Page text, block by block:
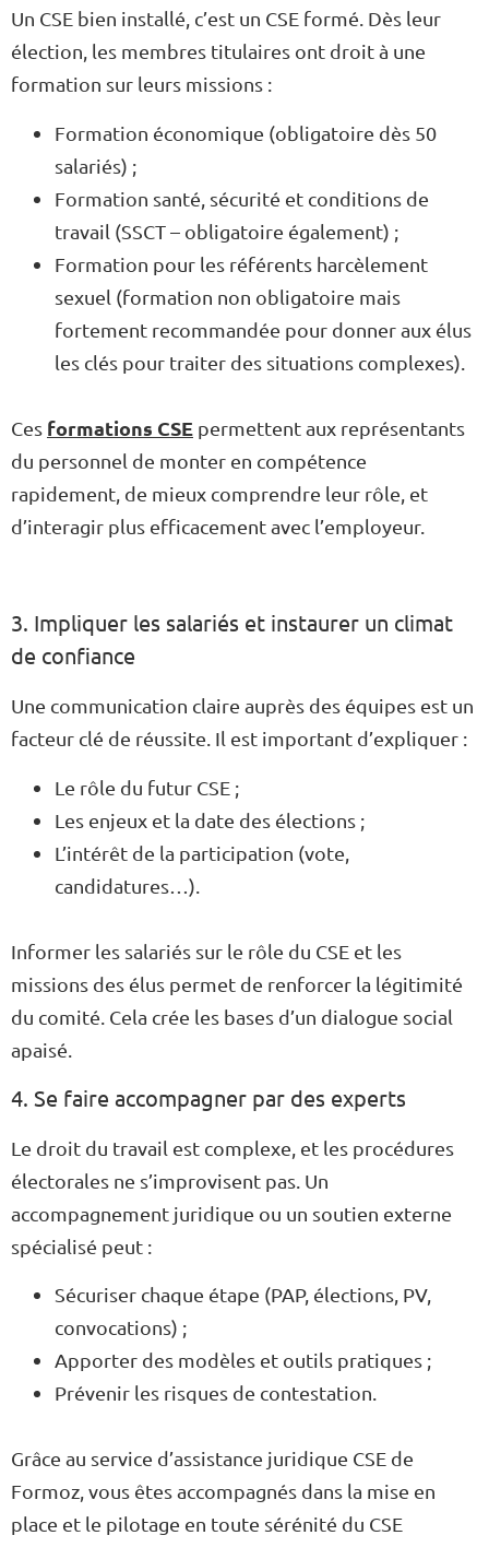
Un CSE bien installé, c’est un CSE formé. Dès leur
élection, les membres titulaires ont droit à une
formation sur leurs missions :
Formation économique (obligatoire dès 50
salariés) ;
Formation santé, sécurité et conditions de
travail (SSCT – obligatoire également) ;
Formation pour les référents harcèlement
sexuel (formation non obligatoire mais
fortement recommandée pour donner aux élus
les clés pour traiter des situations complexes).
Ces formations CSE permettent aux représentants
du personnel de monter en compétence
rapidement, de mieux comprendre leur rôle, et
d’interagir plus efficacement avec l’employeur.
3. Impliquer les salariés et instaurer un climat
de confiance
Une communication claire auprès des équipes est un
facteur clé de réussite. Il est important d’expliquer :
Le rôle du futur CSE ;
Les enjeux et la date des élections ;
L’intérêt de la participation (vote,
candidatures…).
Informer les salariés sur le rôle du CSE et les
missions des élus permet de renforcer la légitimité
du comité. Cela crée les bases d’un dialogue social
apaisé.
4. Se faire accompagner par des experts
Le droit du travail est complexe, et les procédures
électorales ne s’improvisent pas. Un
accompagnement juridique ou un soutien externe
spécialisé peut :
Sécuriser chaque étape (PAP, élections, PV,
convocations) ;
Apporter des modèles et outils pratiques ;
Prévenir les risques de contestation.
Grâce au service d’assistance juridique CSE de
Formoz, vous êtes accompagnés dans la mise en
place et le pilotage en toute sérénité du CSE